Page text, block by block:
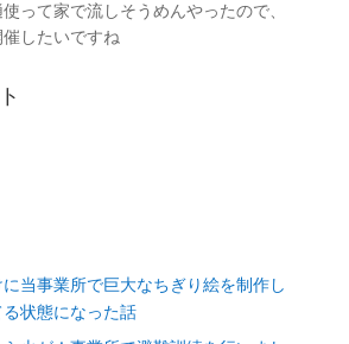
って家で流しそうめんやったので、
したいですね
当事業所で巨大なちぎり絵を制作し
状態になった話